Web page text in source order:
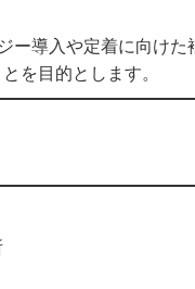
ー導入や定着に向けた
とを目的とします。